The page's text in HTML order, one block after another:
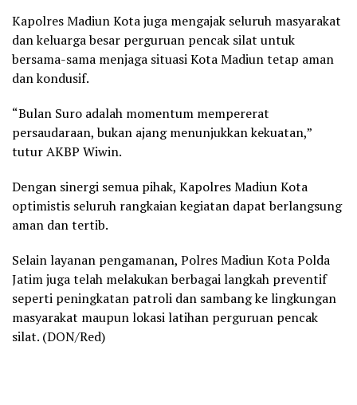
Kapolres Madiun Kota juga mengajak seluruh masyarakat
dan keluarga besar perguruan pencak silat untuk
bersama-sama menjaga situasi Kota Madiun tetap aman
dan kondusif.
“Bulan Suro adalah momentum mempererat
persaudaraan, bukan ajang menunjukkan kekuatan,”
tutur AKBP Wiwin.
Dengan sinergi semua pihak, Kapolres Madiun Kota
optimistis seluruh rangkaian kegiatan dapat berlangsung
aman dan tertib.
Selain layanan pengamanan, Polres Madiun Kota Polda
Jatim juga telah melakukan berbagai langkah preventif
seperti peningkatan patroli dan sambang ke lingkungan
masyarakat maupun lokasi latihan perguruan pencak
silat. (DON/Red)